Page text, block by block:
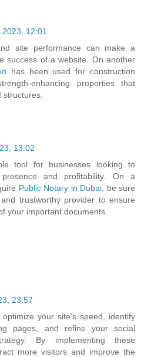
12:01
site performance can make a
success of a website. On another
has been used for construction
enhancing properties that
13:02
tool for businesses looking to
and profitability. On a
Public Notary in Dubai , be sure
trustworthy provider to ensure
your important documents.
23:57
your site's speed, identify
pages, and refine your social
By implementing these
more visitors and improve the